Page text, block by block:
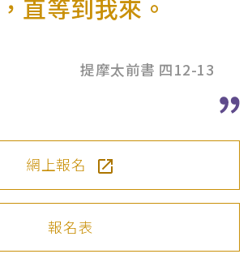
直等到我來。
提摩太前書 四12-13
網上報名
報名表